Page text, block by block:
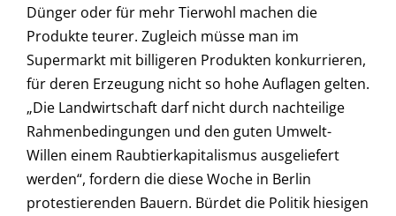
Dünger oder für mehr Tierwohl machen die
Produkte teurer. Zugleich müsse man im
Supermarkt mit billigeren Produkten konkurrieren,
für deren Erzeugung nicht so hohe Auflagen gelten.
„Die Landwirtschaft darf nicht durch nachteilige
Rahmenbedingungen und den guten Umwelt-
Willen einem Raubtierkapitalismus ausgeliefert
werden“, fordern die diese Woche in Berlin
protestierenden Bauern. Bürdet die Politik hiesigen